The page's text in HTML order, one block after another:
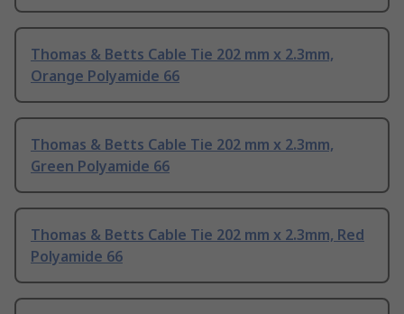
Thomas & Betts Cable Tie 202 mm x 2.3mm,
Orange Polyamide 66
Thomas & Betts Cable Tie 202 mm x 2.3mm,
Green Polyamide 66
Thomas & Betts Cable Tie 202 mm x 2.3mm, Red
Polyamide 66